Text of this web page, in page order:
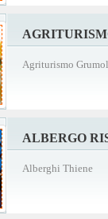
Agriturismo
ALBERGO
Alberghi Thiene